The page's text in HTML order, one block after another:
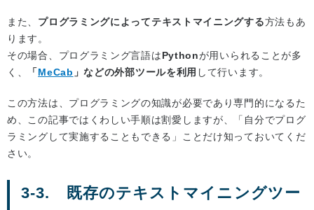
また、 プログラミングによってテキストマイニングする方法もあ
ります。
その場合、プログラミング言語はPythonが用いられることが多
く、
「MeCab 」などの外部ツールを利用 して行います。
この方法は、プログラミングの知識が必要であり専門的になるた
め、この記事ではくわしい手順は割愛しますが、「自分でプログ
ラミングして実施することもできる」ことだけ知っておいてくだ
さい。
3-3. 既存のテキストマイニングツー